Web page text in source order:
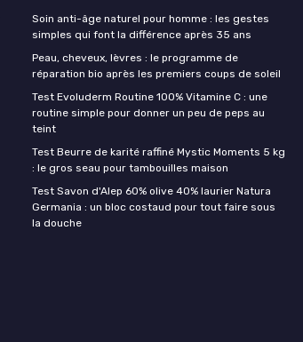
Soin anti-âge naturel pour homme : les gestes
simples qui font la différence après 35 ans
Peau, cheveux, lèvres : le programme de
réparation bio après les premiers coups de soleil
Test Evoluderm Routine 100% Vitamine C : une
routine simple pour donner un peu de peps au
teint
Test Beurre de karité raffiné Mystic Moments 5 kg
: le gros seau pour tambouilles maison
Test Savon d'Alep 60% olive 40% laurier Natura
Germania : un bloc costaud pour tout faire sous
la douche